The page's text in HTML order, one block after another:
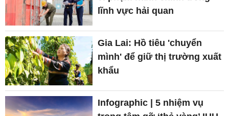
lĩnh vực hải quan
Gia Lai: Hồ tiêu 'chuyển
mình' để giữ thị trường xuất
khẩu
Infographic | 5 nhiệm vụ